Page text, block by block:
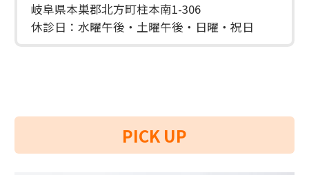
岐阜県本巣郡北方町柱本南1-306
休診日：水曜午後・土曜午後・日曜・祝日
PICK UP